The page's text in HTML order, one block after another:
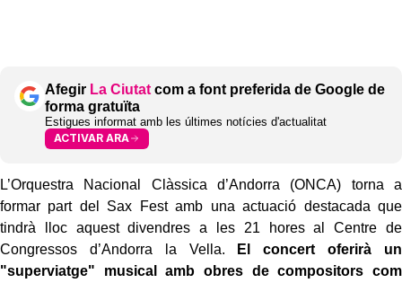
Afegir La Ciutat com a font preferida de Google de
forma gratuïta
Estigues informat amb les últimes notícies d'actualitat
ACTIVAR ARA
L’Orquestra Nacional Clàssica d’Andorra (ONCA) torna a
formar part del Sax Fest amb una actuació destacada que
tindrà lloc aquest divendres a les 21 hores al Centre de
Congressos d’Andorra la Vella.
El concert oferirà un
"superviatge" musical amb obres de compositors com